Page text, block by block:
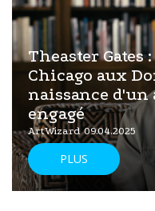
Theaster Gates
Chicago aux
naissance
engagé
ArtWizard 09.04.2025
PLUS